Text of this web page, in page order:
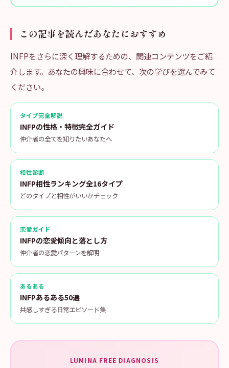
この記事を読んだあなたにおすすめ
INFPをさらに深く理解するための、関連コンテンツをご紹
介します。あなたの興味に合わせて、次の学びを選んでみて
ください。
タイプ完全解説
INFPの性格・特徴完全ガイド
仲介者の全てを知りたいあなたへ
相性診断
INFP相性ランキング全16タイプ
どのタイプと相性がいいかチェック
恋愛ガイド
INFPの恋愛傾向と落とし方
仲介者の恋愛パターンを解明
あるある
INFPあるある50選
共感しすぎる日常エピソード集
LUMINA FREE DIAGNOSIS